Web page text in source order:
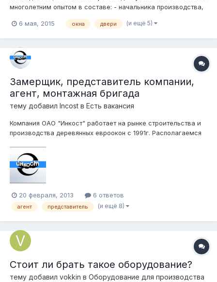
многолетним опытом в составе: - начальника производства,
механика по настройке оборудования, - менеджер по
порезки до штапиковки...
6 мая, 2015 окна двери (и ещё 5)
Замерщик, представитель компании,
агент, монтажная бригада
тему добавил Incost в Есть вакансия
Компания ОАО "Инкост" работает на рынке строительства и
производства деревянных евроокон с 1991г. Располагаемся
квалифицированного представителя по Москве и МО, а так
же в Нижнем Новгороде и Владимирской области. Так же,
готовы рассмотреть и из д...
20 февраля, 2013 6 ответов
агент представитель (и ещё 8)
Стоит ли брать такое оборудование?
тему добавил vokkin в Оборудование для производства